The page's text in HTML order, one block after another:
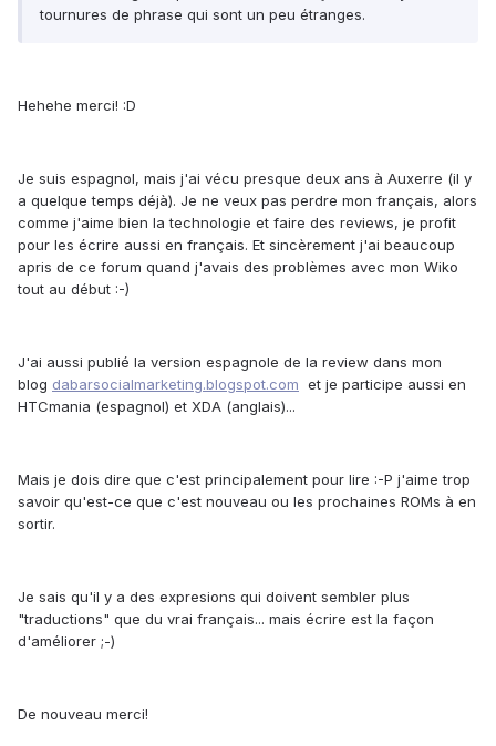
tournures de phrase qui sont un peu étranges.
Hehehe merci! :D
Je suis espagnol, mais j'ai vécu presque deux ans à Auxerre (il y
a quelque temps déjà). Je ne veux pas perdre mon français, alors
comme j'aime bien la technologie et faire des reviews, je profit
pour les écrire aussi en français. Et sincèrement j'ai beaucoup
apris de ce forum quand j'avais des problèmes avec mon Wiko
tout au début :-)
J'ai aussi publié la version espagnole de la review dans mon
blog dabarsocialmarketing.blogspot.com et je participe aussi en
HTCmania (espagnol) et XDA (anglais)...
Mais je dois dire que c'est principalement pour lire :-P j'aime trop
savoir qu'est-ce que c'est nouveau ou les prochaines ROMs à en
sortir.
Je sais qu'il y a des expresions qui doivent sembler plus
"traductions" que du vrai français... mais écrire est la façon
d'améliorer ;-)
De nouveau merci!